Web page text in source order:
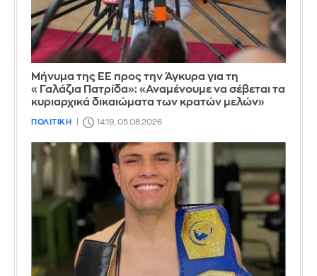
Μήνυμα της ΕΕ προς την Άγκυρα για τη
«Γαλάζια Πατρίδα»: «Αναμένουμε να σέβεται τα
κυριαρχικά δικαιώματα των κρατών μελών»
ΠΟΛΙΤΙΚΗ 14:19, 05.08.2026